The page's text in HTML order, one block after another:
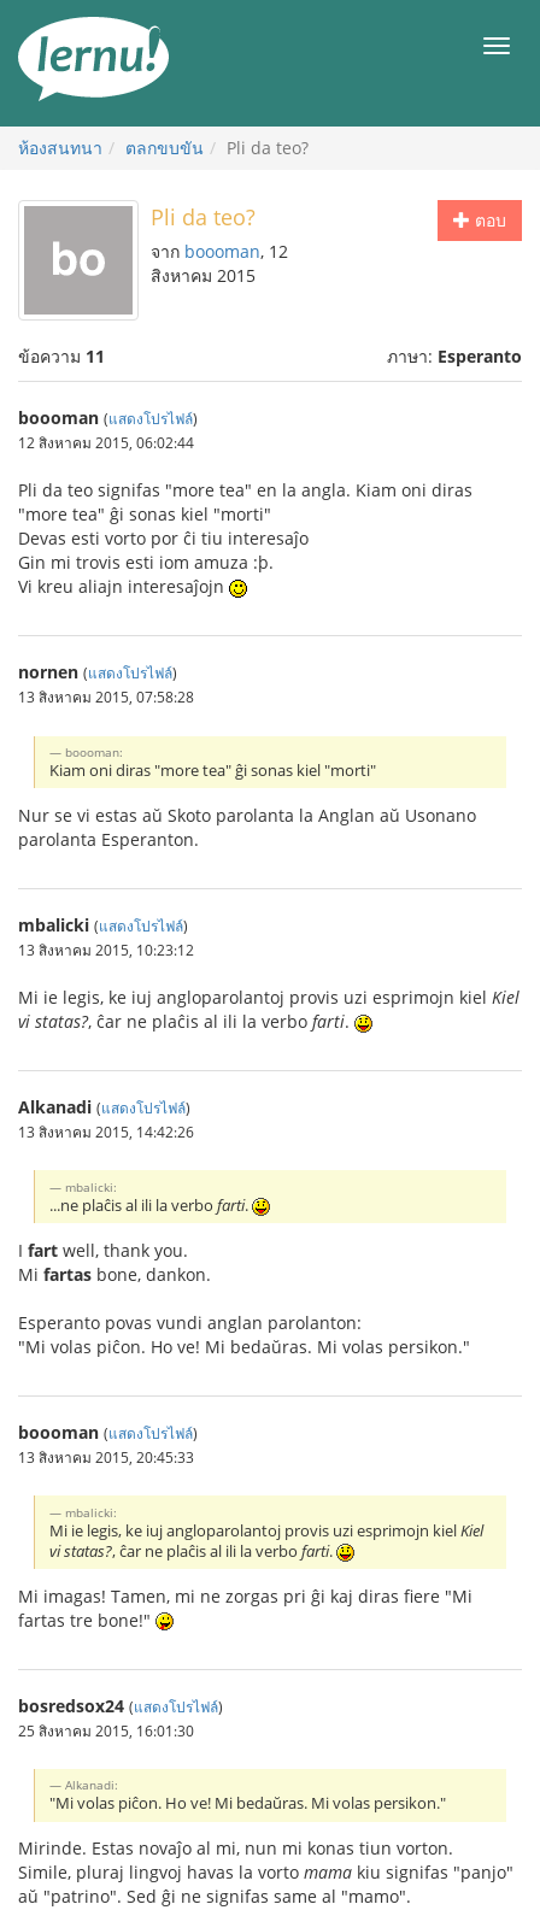
สารบัญ
เมนู
ห้องสนทนา ตลกขบขัน Pli da teo?
ตอบ
Pli da teo?
จาก boooman, 12
สิงหาคม 2015
ข้อความ 11 ภาษา: Esperanto
boooman (แสดงโปรไฟล์)
12 สิงหาคม 2015, 06:02:44
Pli da teo signifas "more tea" en la angla. Kiam oni diras
"more tea" ĝi sonas kiel "morti"
Devas esti vorto por ĉi tiu interesaĵo
Gin mi trovis esti iom amuza :þ.
Vi kreu aliajn interesaĵojn
nornen (แสดงโปรไฟล์)
13 สิงหาคม 2015, 07:58:28
boooman:
Kiam oni diras "more tea" ĝi sonas kiel "morti"
Nur se vi estas aŭ Skoto parolanta la Anglan aŭ Usonano
parolanta Esperanton.
mbalicki (แสดงโปรไฟล์)
13 สิงหาคม 2015, 10:23:12
Mi ie legis, ke iuj angloparolantoj provis uzi esprimojn kiel Kiel
vi statas?, ĉar ne plaĉis al ili la verbo farti.
Alkanadi (แสดงโปรไฟล์)
13 สิงหาคม 2015, 14:42:26
mbalicki:
...ne plaĉis al ili la verbofarti.
I fart well, thank you.
Mi fartas bone, dankon.
Esperanto povas vundi anglan parolanton:
"Mi volas piĉon. Ho ve! Mi bedaŭras. Mi volas persikon."
boooman (แสดงโปรไฟล์)
13 สิงหาคม 2015, 20:45:33
mbalicki:
Mi ie legis, ke iuj angloparolantoj provis uzi esprimojn kielKiel
vi statas?, ĉar ne plaĉis al ili la verbofarti.
Mi imagas! Tamen, mi ne zorgas pri ĝi kaj diras fiere "Mi
fartas tre bone!"
bosredsox24 (แสดงโปรไฟล์)
25 สิงหาคม 2015, 16:01:30
Alkanadi:
"Mi volas piĉon. Ho ve! Mi bedaŭras. Mi volas persikon."
Mirinde. Estas novaĵo al mi, nun mi konas tiun vorton.
Simile, pluraj lingvoj havas la vorto mama kiu signifas "panjo"
aŭ "patrino". Sed ĝi ne signifas same al "mamo".